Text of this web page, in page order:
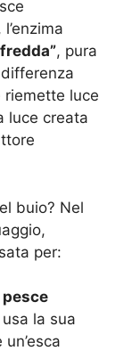
, pura
riemette luce
luce creata
buio? Nel
per:
pesce
la sua